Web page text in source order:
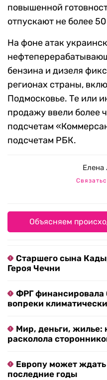
повышенной
отпускают не более
На фоне атак
бензина и дизеля
регионах страны,
Подмосковье. Те или
продажу ввели более
подсчетам
подсчетам РБК.
Елена
Объясняем
Старшего сына
Героя Чечни
ФРГ финансировала
вопреки
Мир, деньги, жилье:
расколола
Европу может
последние годы